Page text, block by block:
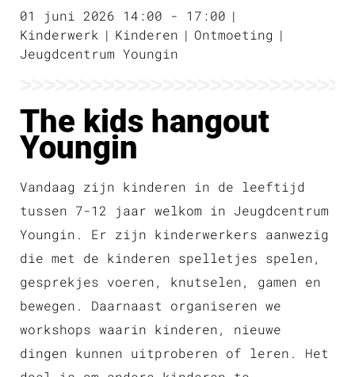
01 juni 2026 14:00 - 17:00
Kinderwerk
Kinderen
Ontmoeting
Jeugdcentrum Youngin
The kids hangout
Youngin
Vandaag zijn kinderen in de leeftijd
tussen 7-12 jaar welkom in Jeugdcentrum
Youngin. Er zijn kinderwerkers aanwezig
die met de kinderen spelletjes spelen,
gesprekjes voeren, knutselen, gamen en
bewegen. Daarnaast organiseren we
workshops waarin kinderen, nieuwe
dingen kunnen uitproberen of leren. Het